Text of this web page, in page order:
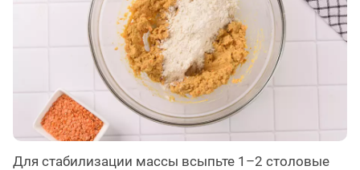
Для стабилизации массы всыпьте 1–2 столовые